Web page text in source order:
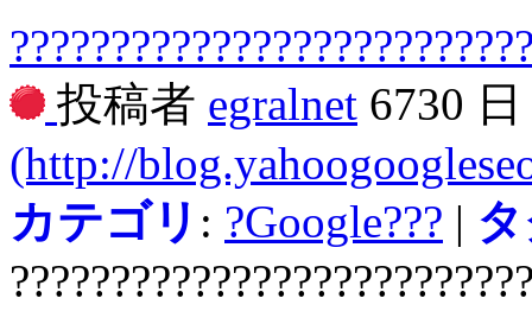
投稿者 egralnet 6730
(http://
カテゴリ : ?Google??? |